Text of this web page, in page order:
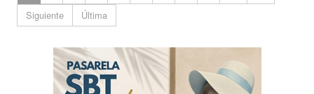
Siguiente
Última